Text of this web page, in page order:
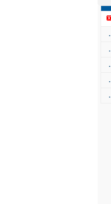
．
．
．
．
．